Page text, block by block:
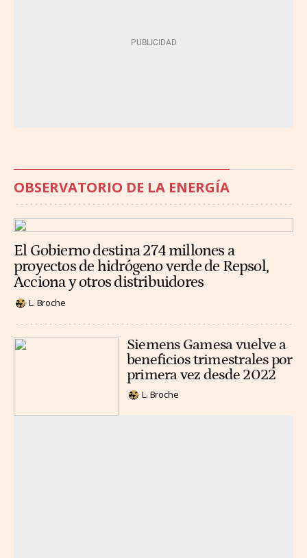
OBSERVATORIO DE LA ENERGÍA
El Gobierno destina 274 millones a
proyectos de hidrógeno verde de Repsol,
Acciona y otros distribuidores
L. Broche
Siemens Gamesa vuelve a
beneficios trimestrales por
primera vez desde 2022
L. Broche